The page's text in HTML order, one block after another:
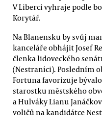
V Liberci vyhraje podle
Korytář.
Na Blanensku by svůj
kanceláře obhájit Josef
členka lidoveckého
(Nestraníci). Posledním
Fortuna favorizuje
starostku městského
a Hulváky Lianu
voličů na kandidátce